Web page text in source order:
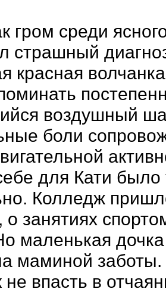
гром среди
страшный
красная
воздушный
боли
для Кати было
Колледж
о занятиях
маленькая дочка
маминой заботы.
не впасть в